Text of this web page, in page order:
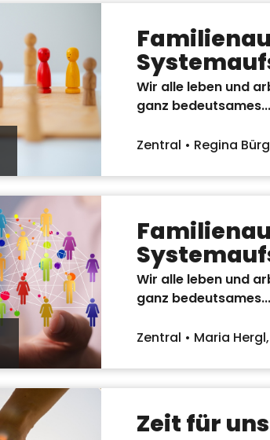
Wir alle leben und
ganz bedeutsames...
Zentral • Regina
Wir alle leben und
ganz bedeutsames...
Zentral • Maria
Zeit für